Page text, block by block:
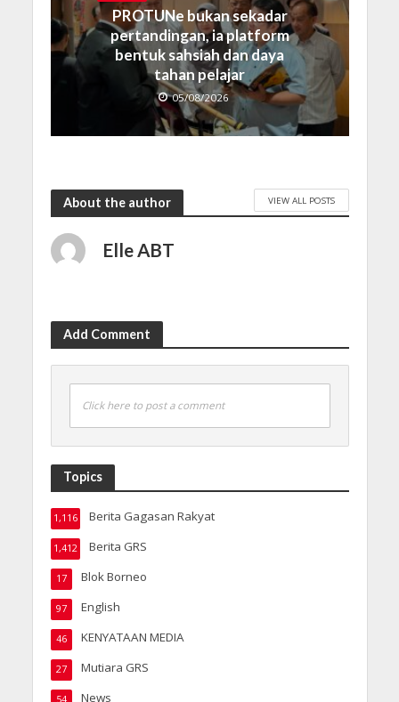
PROTUNe bukan sekadar
pertandingan, ia platform
bentuk sahsiah dan daya
tahan pelajar
05/08/2026
About the author VIEW ALL POSTS
Elle ABT
Add Comment
Click here to post a comment
Topics
Berita Gagasan Rakyat
1,116
Berita GRS
1,412
Blok Borneo
17
English
97
KENYATAAN MEDIA
46
Mutiara GRS
27
News